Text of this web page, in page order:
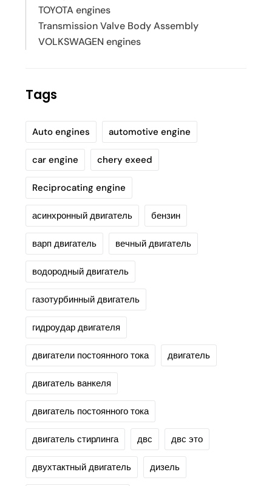
TOYOTA engines
Transmission Valve Body Assembly
VOLKSWAGEN engines
Tags
Auto engines automotive engine
car engine chery exeed
Reciprocating engine
асинхронный двигатель бензин
варп двигатель вечный двигатель
водородный двигатель
газотурбинный двигатель
гидроудар двигателя
двигатели постоянного тока двигатель
двигатель ванкеля
двигатель постоянного тока
двигатель стирлинга двс двс это
двухтактный двигатель дизель